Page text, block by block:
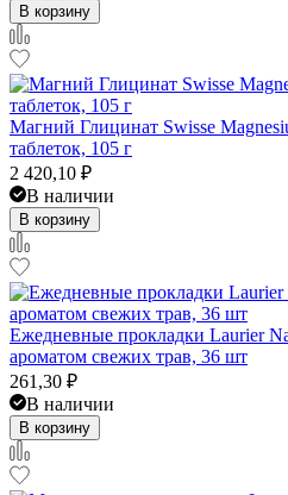
В корзину
Магний Глицинат Swisse
таблеток, 105 г
2 420,10 ₽
В наличии
В корзину
Ежедневные прокладки Laurier
ароматом свежих трав, 36 шт
261,30 ₽
В наличии
В корзину